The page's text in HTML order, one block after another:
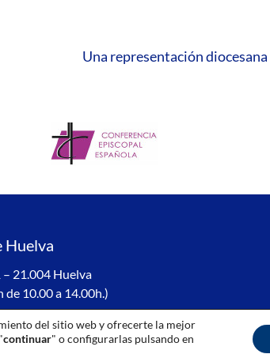
Una representación
Huelva
21.004 Huelva
10.00 a 14.00h.)
|Política de Cookies
del sitio web y ofrecerte la mejor
continuar" o configurarlas pulsando en